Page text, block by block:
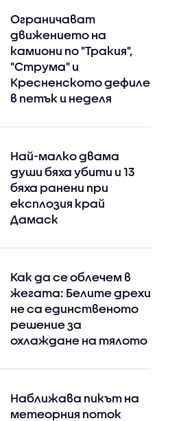
Ограничават
движението на
камиони по "Тракия",
"Струма" и
Кресненското дефиле
в петък и неделя
Най-малко двама
души бяха убити и 13
бяха ранени при
експлозия край
Дамаск
Как да се облечем в
жегата: Белите дрехи
не са единственото
решение за
охлаждане на тялото
Наближава пикът на
метеорния поток